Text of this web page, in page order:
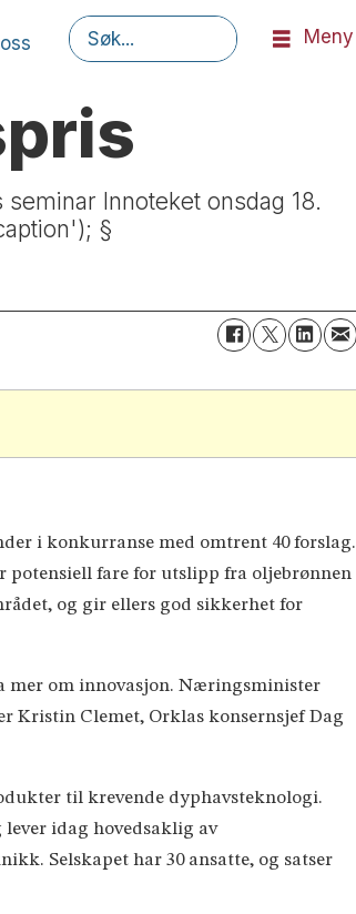
Søk
Meny
Innoteket onsdag 18.
§
i konkurranse med omtrent 40 forslag.
potensiell fare for utslipp fra oljebrønnen
og gir ellers god sikkerhet for
mer om innovasjon. Næringsminister
Kristin Clemet, Orklas konsernsjef Dag
til krevende dyphavsteknologi.
idag hovedsaklig av
Selskapet har 30 ansatte, og satser